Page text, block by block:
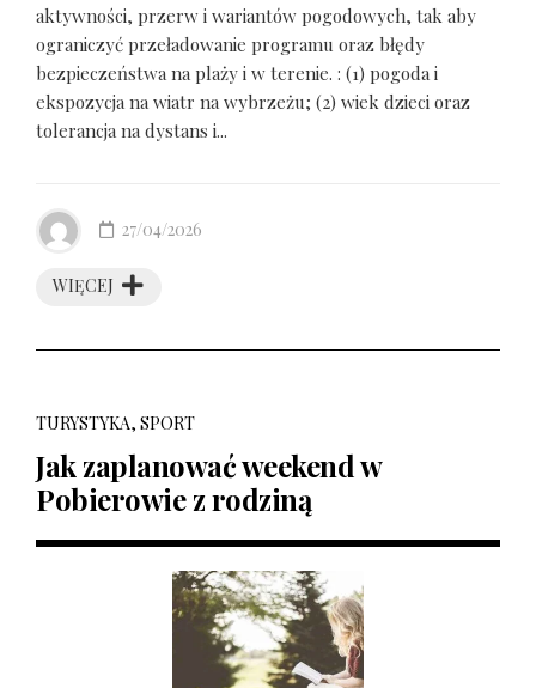
aktywności, przerw i wariantów pogodowych, tak aby
ograniczyć przeładowanie programu oraz błędy
bezpieczeństwa na plaży i w terenie. : (1) pogoda i
ekspozycja na wiatr na wybrzeżu; (2) wiek dzieci oraz
tolerancja na dystans i...
WIĘCEJ
27/04/2026
TURYSTYKA, SPORT
Jak zaplanować weekend w
Pobierowie z rodziną